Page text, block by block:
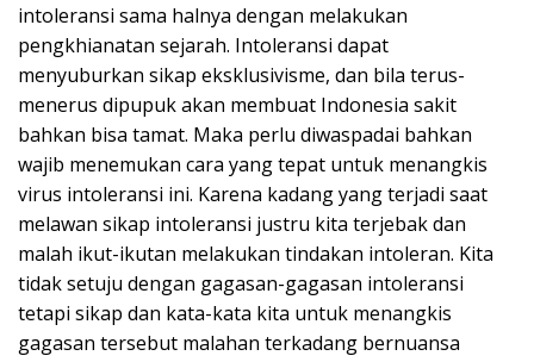
intoleransi sama halnya dengan melakukan
pengkhianatan sejarah. Intoleransi dapat
menyuburkan sikap eksklusivisme, dan bila terus-
menerus dipupuk akan membuat Indonesia sakit
bahkan bisa tamat. Maka perlu diwaspadai bahkan
wajib menemukan cara yang tepat untuk menangkis
virus intoleransi ini. Karena kadang yang terjadi saat
melawan sikap intoleransi justru kita terjebak dan
malah ikut-ikutan melakukan tindakan intoleran. Kita
tidak setuju dengan gagasan-gagasan intoleransi
tetapi sikap dan kata-kata kita untuk menangkis
gagasan tersebut malahan terkadang bernuansa